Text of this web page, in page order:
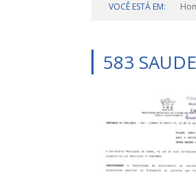
VOCÊ ESTÁ EM:
583 SAUDE